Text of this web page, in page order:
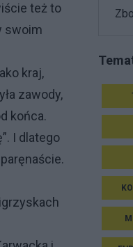
też to
swoim
kraj,
zawody,
końca.
I dlatego